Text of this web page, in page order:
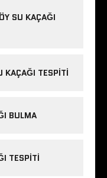
SU KAÇAĞI
KAÇAĞI TESPITI
BULMA
TESPITI